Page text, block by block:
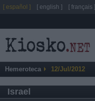
Hemeroteca 12/Jul/2012
Israel
[ español ] [ english ] [ français ]